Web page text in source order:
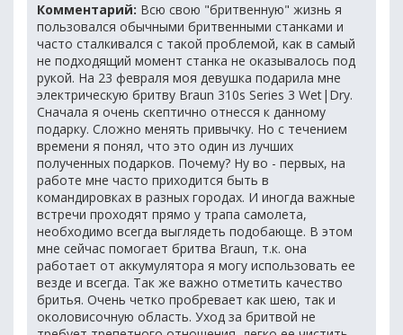
Комментарий: Всю свою "бритвенную" жизнь я
пользовался обычными бритвенными станками и
часто сталкивался с такой проблемой, как в самый
не подходящий момент станка не оказывалось под
рукой. На 23 февраля моя девушка подарила мне
электрическую бритву Braun 310s Series 3 Wet|Dry.
Сначала я очень скептично отнесся к данному
подарку. Сложно менять привычку. Но с течением
времени я понял, что это один из лучших
полученных подарков. Почему? Ну во - первых, на
работе мне часто приходится быть в
командировках в разных городах. И иногда важные
встречи проходят прямо у трапа самолета,
необходимо всегда выглядеть подобающе. В этом
мне сейчас помогает бритва Braun, т.к. она
работает от аккумулятора я могу использовать ее
везде и всегда. Так же важно отметить качество
бритья. Очень четко пробревает как шею, так и
околовисочную область. Уход за бритвой не